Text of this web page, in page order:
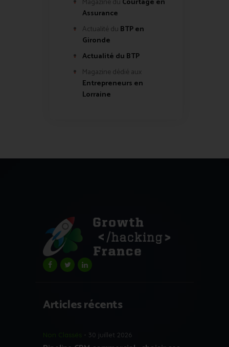
Assurance
Actualité du BTP en
Gironde
Actualité du BTP
Magazine dédié aux
Entrepreneurs en
Lorraine
Articles récents
Non Classés 30 juillet 2026